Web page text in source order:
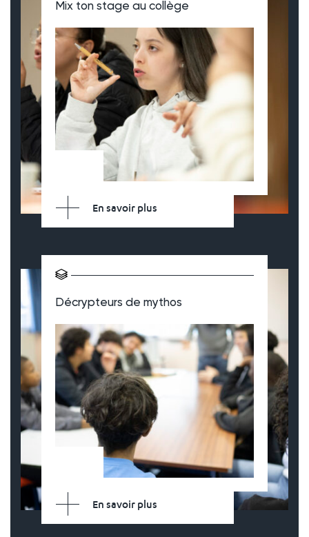
Mix ton stage au collège
En savoir plus
Décrypteurs de mythos
En savoir plus